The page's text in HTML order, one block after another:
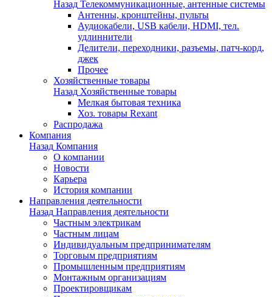
Назад Телекоммуникационные, антенные системы
Антенны, кронштейны, пульты
Аудиокабели, USB кабели, HDMI, тел.
удлиннители
Делители, переходники, разъемы, патч-корд,
джек
Прочее
Хозяйственные товары
Назад Хозяйственные товары
Мелкая бытовая техника
Хоз. товары Rexant
Распродажа
Компания
Назад Компания
О компании
Новости
Карьера
История компании
Направления деятельности
Назад Направления деятельности
Частным электрикам
Частным лицам
Индивидуальным предпринимателям
Торговым предприятиям
Промышленным предприятиям
Монтажным организациям
Проектировщикам